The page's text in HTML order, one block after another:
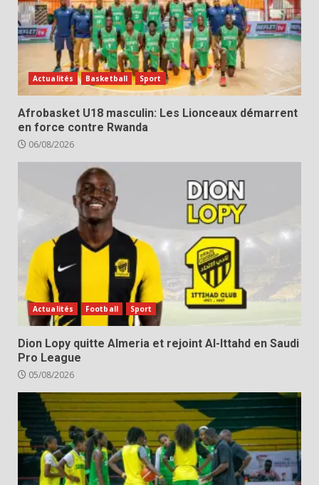
Actualités Basketball Sport
Afrobasket U18 masculin: Les Lionceaux démarrent
en force contre Rwanda
06/08/2026
Actualités Football Sport
Dion Lopy quitte Almeria et rejoint Al-Ittahd en Saudi
Pro League
05/08/2026